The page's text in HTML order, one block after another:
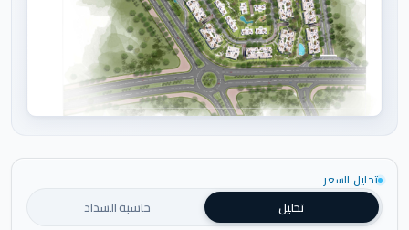
تحليل السعر
تحليل حاسبة السداد